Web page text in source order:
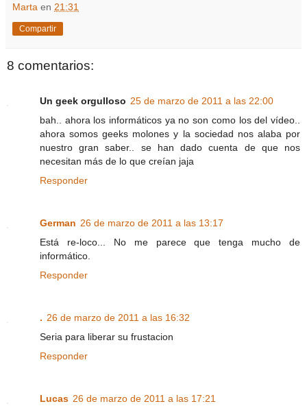
Marta en 21:31
Compartir
8 comentarios:
Un geek orgulloso 25 de marzo de 2011 a las 22:00
bah.. ahora los informáticos ya no son como los del vídeo..
ahora somos geeks molones y la sociedad nos alaba por
nuestro gran saber.. se han dado cuenta de que nos
necesitan más de lo que creían jaja
Responder
German 26 de marzo de 2011 a las 13:17
Está re-loco... No me parece que tenga mucho de
informático.
Responder
. 26 de marzo de 2011 a las 16:32
Seria para liberar su frustacion
Responder
Lucas 26 de marzo de 2011 a las 17:21